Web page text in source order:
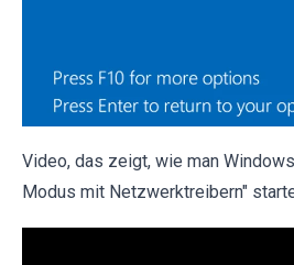
Video, das zeigt, wie man
Modus mit Netzwerktreibern"